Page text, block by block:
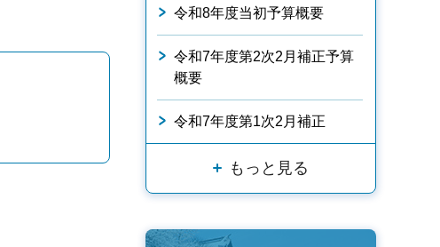
令和8年度当初予算概要
令和7年度第2次2月補正予算
概要
令和7年度第1次2月補正
もっと見る